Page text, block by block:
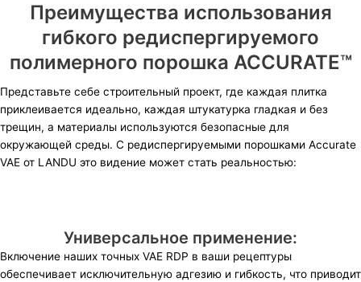
Преимущества использования
гибкого редиспергируемого
полимерного порошка ACCURATE™
Представьте себе строительный проект, где каждая плитка
приклеивается идеально, каждая штукатурка гладкая и без
трещин, а материалы используются безопасные для
окружающей среды. С редиспергируемыми порошками Accurate
VAE от LANDU это видение может стать реальностью:
Универсальное применение:
Включение наших точных VAE RDP в ваши рецептуры
обеспечивает исключительную адгезию и гибкость, что приводит